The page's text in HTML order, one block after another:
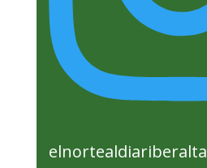
elnortealdiariberalta